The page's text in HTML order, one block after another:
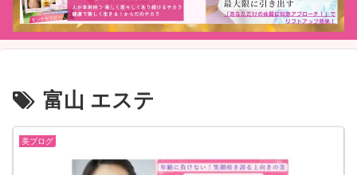
富山 エステ
美ブログ